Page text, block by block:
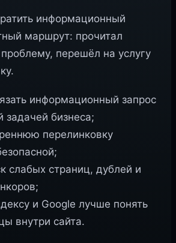
информационный
маршрут: прочитал
перешёл на услугу
информационный запрос
задачей бизнеса;
перелинковку
слабых страниц, дублей и
и Google лучше понять
внутри сайта.